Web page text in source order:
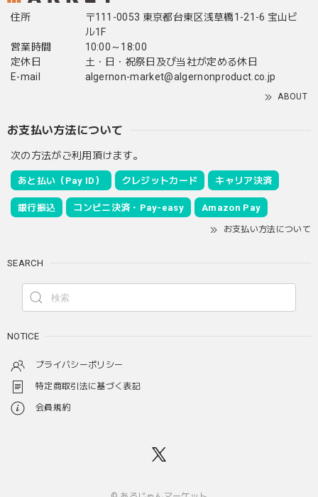
住所
〒111-0053 東京都台東区浅草橋1-21-6 宝山ビ
ル1F
営業時間
10:00～18:00
定休日
土・日・祝祭日及び当社が定める休日
E-mail
algernon-market@algernonproduct.co.jp
ABOUT
お支払い方法について
次の方法がご利用頂けます。
あと払い（Pay ID） クレジットカード キャリア決済
銀行振込 コンビニ決済・Pay-easy Amazon Pay
お支払い方法について
SEARCH
NOTICE
プライバシーポリシー
特定商取引法に基づく表記
会員規約